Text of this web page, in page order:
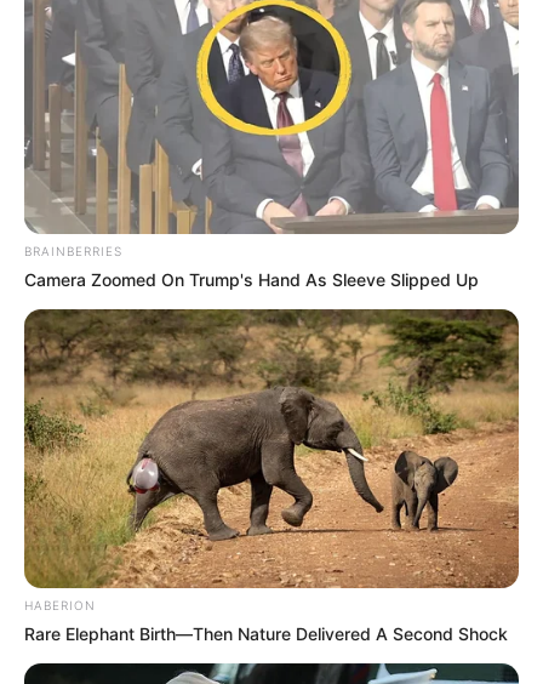
LIHAT ARTIKEL LAINNYA
Laras Kinanda Nyimas Ratu Rafa
BRAINBERRIES
Camera Zoomed On Trump's Hand As Sleeve Slipped Up
HABERION
Rare Elephant Birth—Then Nature Delivered A Second Shock